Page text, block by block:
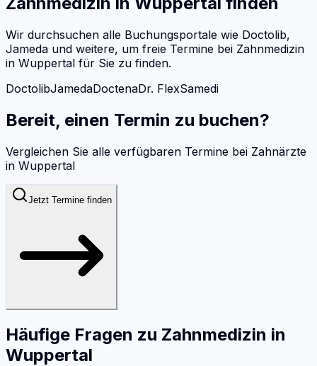
Wir durchsuchen alle Buchungsportale wie Doctolib,
Jameda und weitere, um freie Termine bei Zahnmedizin
in Wuppertal für Sie zu finden.
DoctolibJamedaDoctenaDr. FlexSamedi
Bereit, einen Termin zu buchen?
Vergleichen Sie alle verfügbaren Termine bei Zahnärzte
in Wuppertal
Jetzt Termine finden
Häufige Fragen zu Zahnmedizin in
Wuppertal